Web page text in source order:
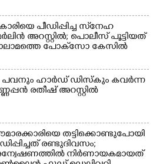
പീഡിപ്പിച്ച സ്‌നേഹ
അറസ്റ്റിൽ; പൊലീസ് പൂട്ടിയത്
പോക്‌സോ കേസിൽ
പവനും ഹാർഡ് ഡിസ്കും കവർന്ന
രതീഷ് അറസ്റ്റിൽ
തട്ടിക്കൊണ്ടുപോയി
രണ്ടുദിവസം;
നിർണായകമായത്